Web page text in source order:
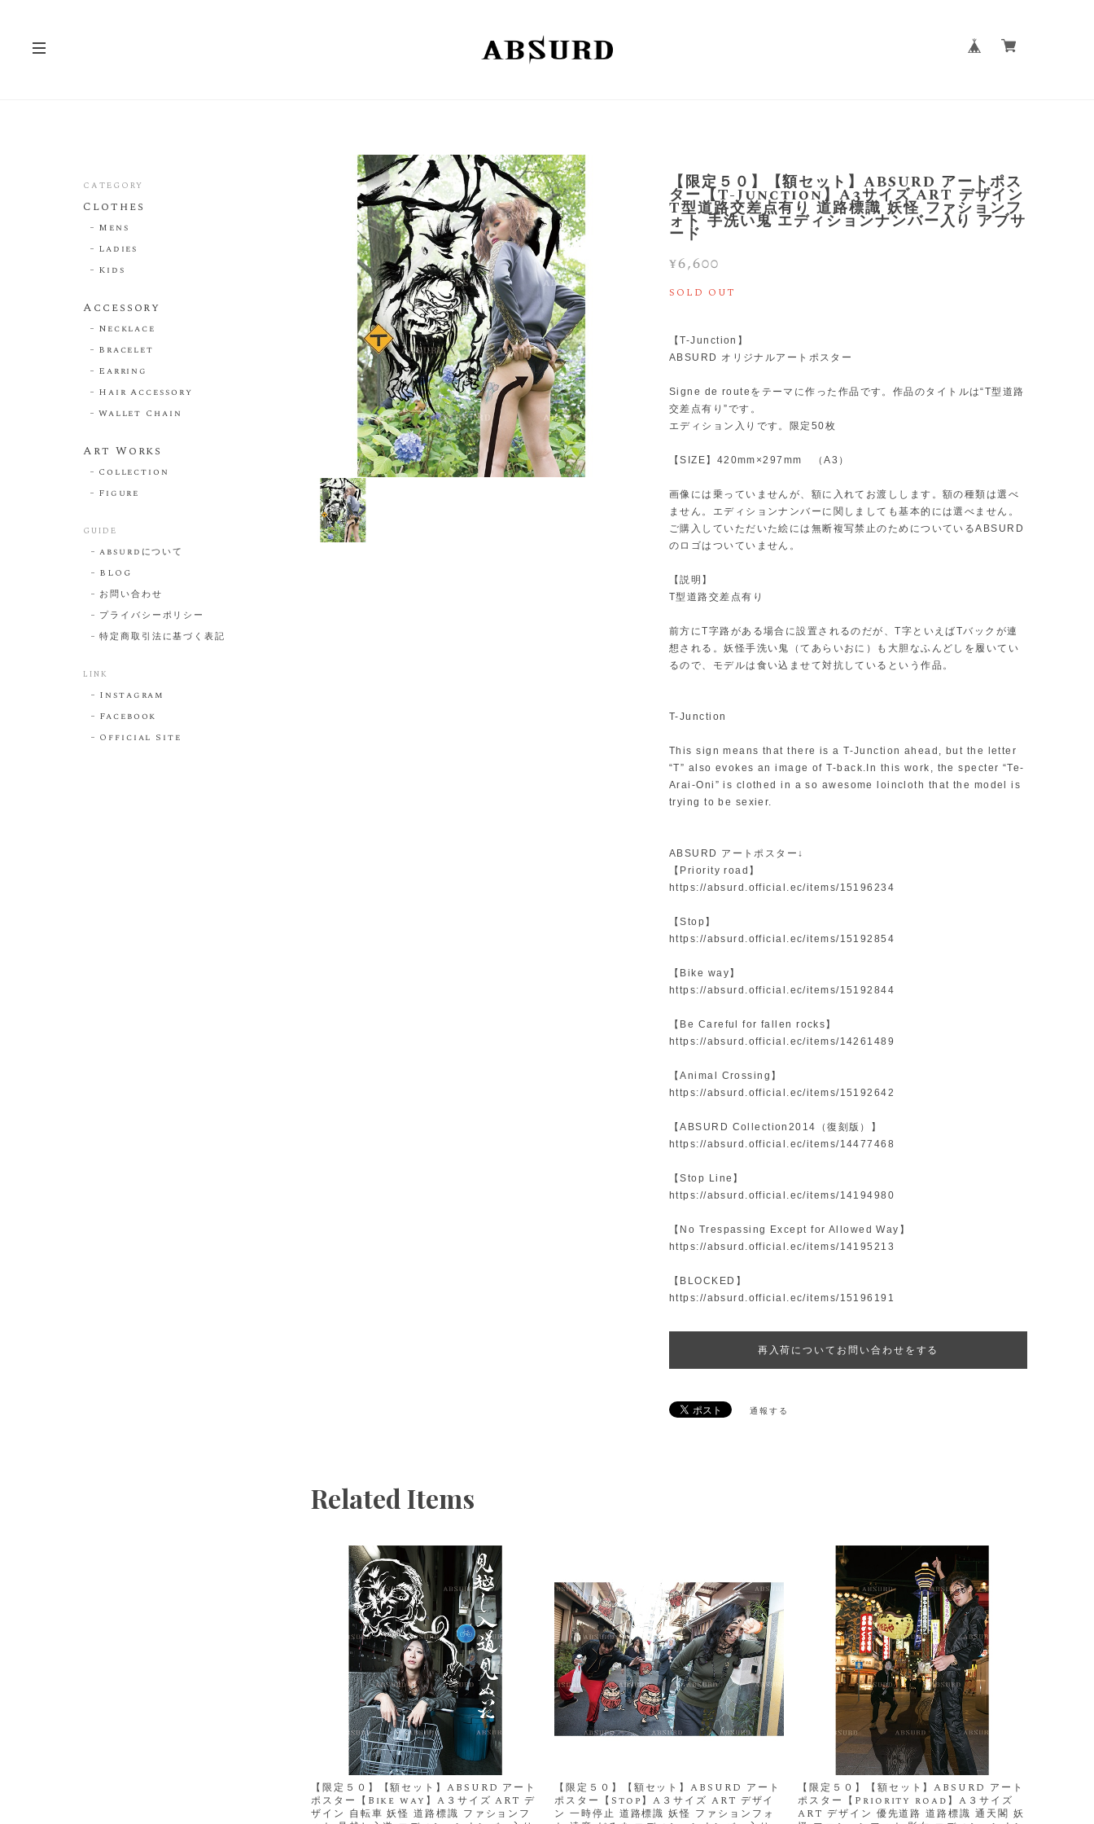
【限定５０】【額セット】ABSURD アートポス
ター【T-Junction】A3サイズ ART デザイン
T型道路交差点有り 道路標識 妖怪 ファションフ
ォト 手洗い鬼 エディションナンバー入り アブサ
ード
¥6,600
SOLD OUT
【T-Junction】
ABSURD オリジナルアートポスター
Signe de routeをテーマに作った作品です。作品のタイトルは“T型道路
交差点有り”です。
エディション入りです。限定50枚
【SIZE】420mm×297mm （A3）
画像には乗っていませんが、額に入れてお渡しします。額の種類は選べ
ません。エディションナンバーに関しましても基本的には選べません。
ご購入していただいた絵には無断複写禁止のためについているABSURD
のロゴはついていません。
【説明】
T型道路交差点有り
前方にT字路がある場合に設置されるのだが、T字といえばTバックが連
想される。妖怪手洗い鬼（てあらいおに）も大胆なふんどしを履いてい
るので、モデルは食い込ませて対抗しているという作品。
T-Junction
This sign means that there is a T-Junction ahead, but the letter
“T” also evokes an image of T-back.In this work, the specter “Te-
Arai-Oni” is clothed in a so awesome loincloth that the model is
trying to be sexier.
ABSURD アートポスター↓
【Priority road】
https://absurd.official.ec/items/15196234
【Stop】
https://absurd.official.ec/items/15192854
【Bike way】
https://absurd.official.ec/items/15192844
【Be Careful for fallen rocks】
https://absurd.official.ec/items/14261489
【Animal Crossing】
https://absurd.official.ec/items/15192642
【ABSURD Collection2014（復刻版）】
https://absurd.official.ec/items/14477468
【Stop Line】
https://absurd.official.ec/items/14194980
【No Trespassing Except for Allowed Way】
https://absurd.official.ec/items/14195213
【BLOCKED】
https://absurd.official.ec/items/15196191
再入荷についてお問い合わせをする
通報する
Related Items
【限定５０】【額セット】ABSURD アート
ポスター【Bike way】A３サイズ ART デ
ザイン 自転車 妖怪 道路標識 ファションフ
【限定５０】【額セット】ABSURD アート
ポスター【Stop】A３サイズ ART デザイ
ン 一時停止 道路標識 妖怪 ファションフォ
【限定５０】【額セット】ABSURD アート
ポスター【Priority road】A３サイズ
ART デザイン 優先道路 道路標識 通天閣 妖
CATEGORY
Clothes
Mens
Ladies
Kids
Accessory
Necklace
Bracelet
Earring
Hair Accessory
Wallet Chain
Art Works
Collection
Figure
GUIDE
absurdについて
BLOG
お問い合わせ
プライバシーポリシー
特定商取引法に基づく表記
LINK
Instagram
Facebook
Official Site